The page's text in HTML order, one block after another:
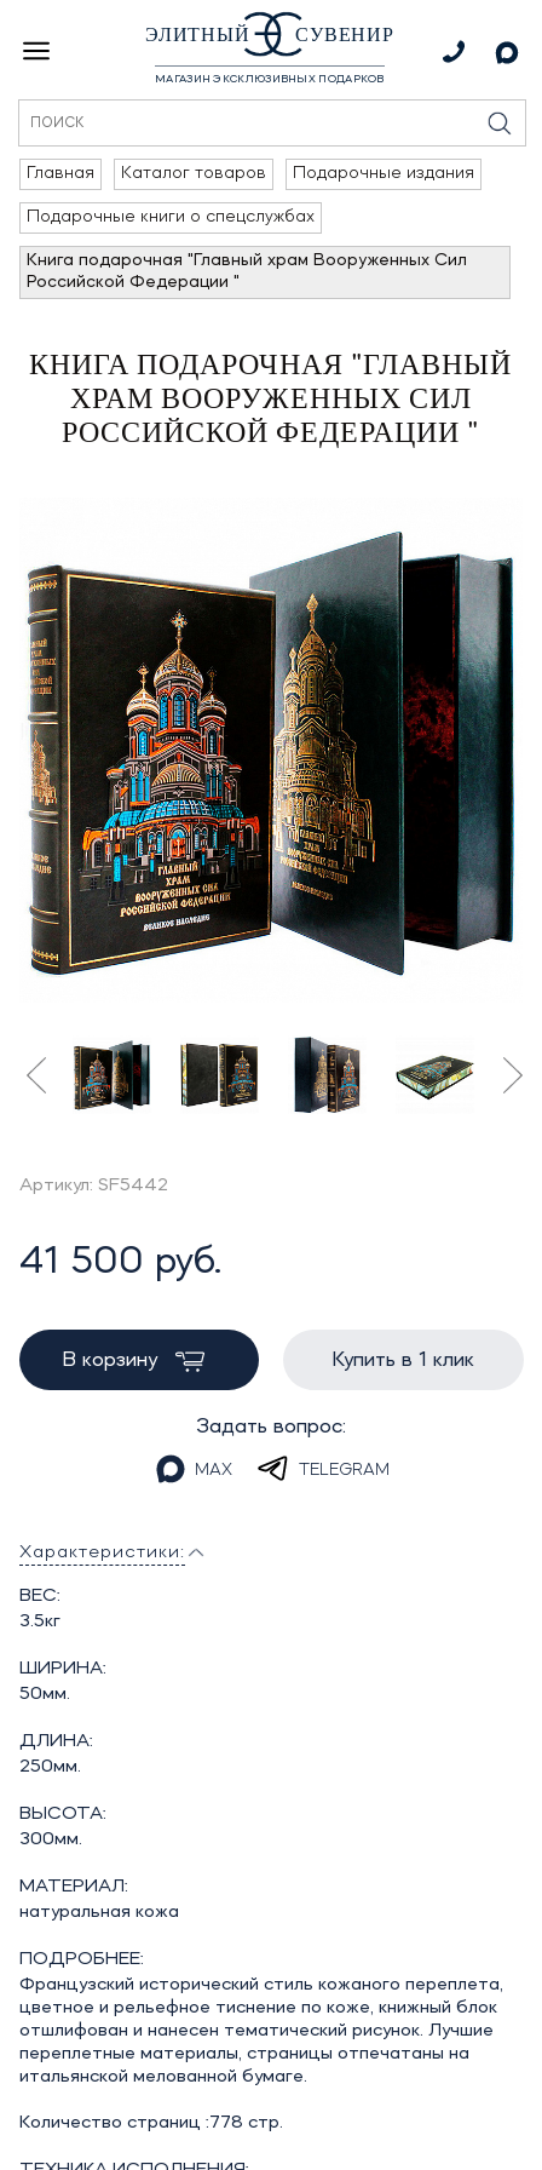
ЭЛИТНЫЙ СУВЕНИР
МАГАЗИН ЭКСКЛЮЗИВНЫХ ПОДАРКОВ
Главная Каталог товаров Подарочные издания
Подарочные книги о спецслужбах
Книга подарочная "Главный храм Вооруженных Сил
Российской Федерации "
КНИГА ПОДАРОЧНАЯ "ГЛАВНЫЙ
ХРАМ ВООРУЖЕННЫХ СИЛ
РОССИЙСКОЙ ФЕДЕРАЦИИ "
Артикул: SF5442
41 500 руб.
В корзину Купить в 1 клик
Задать вопрос:
MAX TELEGRAM
Характеристики:
ВЕС:
3.5кг
ШИРИНА:
50мм.
ДЛИНА:
250мм.
ВЫСОТА:
300мм.
МАТЕРИАЛ:
натуральная кожа
ПОДРОБНЕЕ:
Французский исторический стиль кожаного переплета,
цветное и рельефное тиснение по коже, книжный блок
отшлифован и нанесен тематический рисунок. Лучшие
переплетные материалы, страницы отпечатаны на
итальянской мелованной бумаге.
Количество страниц :778 стр.